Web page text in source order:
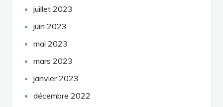
juillet 2023
juin 2023
mai 2023
mars 2023
janvier 2023
décembre 2022